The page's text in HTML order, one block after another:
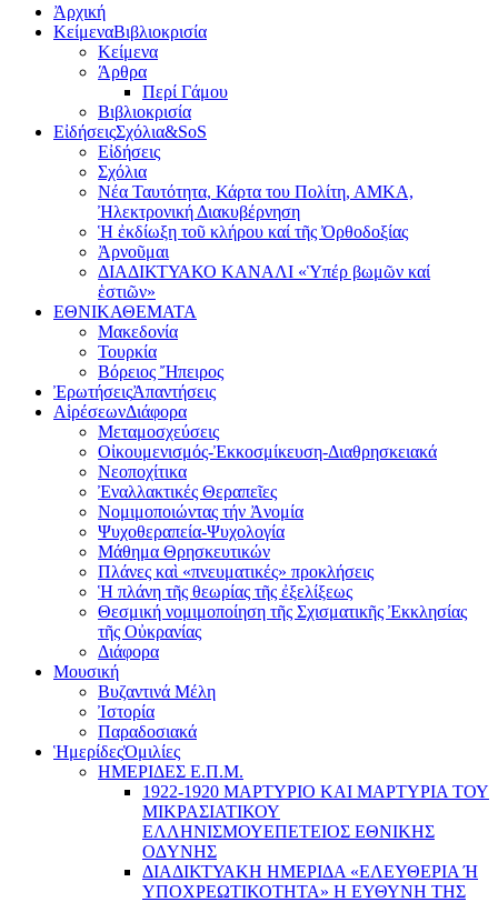
Ἀρχική
ΚείμεναΒιβλιοκρισία
Κείμενα
Άρθρα
Περί Γάμου
Βιβλιοκρισία
ΕἰδήσειςΣχόλια&SoS
Εἰδήσεις
Σχόλια
Νέα Ταυτότητα, Κάρτα του Πολίτη, ΑΜΚΑ,
Ἠλεκτρονική Διακυβέρνηση
Ἡ ἐκδίωξη τοῦ κλήρου καί τῆς Ὀρθοδοξίας
Ἀρνοῦμαι
ΔΙΑΔΙΚΤΥΑΚΟ ΚΑΝΑΛΙ «Ὑπέρ βωμῶν καί
ἑστιῶν»
ΕΘΝΙΚΑΘΕΜΑΤΑ
Μακεδονία
Τουρκία
Βόρειος Ἤπειρος
ἘρωτήσειςἈπαντήσεις
ΑἱρέσεωνΔιάφορα
Μεταμοσχεύσεις
Οἰκουμενισμός-Ἐκκοσμίκευση-Διαθρησκειακά
Νεοποχίτικα
Ἐναλλακτικές Θεραπεῖες
Νομιμοποιώντας τήν Ἀνομία
Ψυχοθεραπεία-Ψυχολογία
Μάθημα Θρησκευτικών
Πλάνες καὶ «πνευματικές» προκλήσεις
Ἡ πλάνη τῆς θεωρίας τῆς ἐξελίξεως
Θεσμική νομιμοποίηση τῆς Σχισματικῆς Ἐκκλησίας
τῆς Οὐκρανίας
Διάφορα
Μουσική
Βυζαντινά Μέλη
Ἰστορία
Παραδοσιακά
ἩμερίδεςὉμιλίες
ΗΜΕΡΙΔΕΣ Ε.Π.Μ.
1922-1920 ΜΑΡΤΥΡΙΟ ΚΑI ΜΑΡΤΥΡIΑ ΤΟΥ
ΜΙΚΡΑΣΙΑΤΙΚΟΥ
EΛΛΗΝΙΣΜΟΥEΠEΤΕΙΟΣ EΘΝΙΚHΣ
O∆YΝΗΣ
ΔΙΑΔΙΚΤΥΑΚΗ ΗΜΕΡΙΔΑ «EΛΕΥΘΕΡΙΑ Ή
YΠΟΧΡΕΩΤΙΚΟΤΗΤΑ» Η ΕΥΘΥΝΗ ΤΗΣ